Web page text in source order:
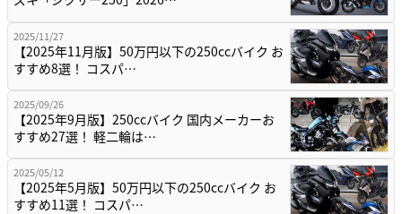
2025/11/27
【2025年11月版】50万円以下の250ccバイク お
すすめ8選！ コスパ…
2025/09/26
【2025年9月版】250ccバイク 国内メーカーお
すすめ27選！ 軽二輪は…
2025/05/12
【2025年5月版】50万円以下の250ccバイク お
すすめ11選！ コスパ…